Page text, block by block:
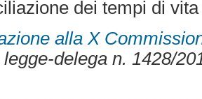
dei tempi di vita
alla X
delega n. 1428/